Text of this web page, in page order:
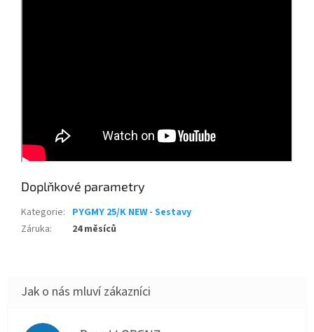
Doplňkové parametry
Kategorie: PYGMY 25/K NEW - Sestavy
Záruka: 24 měsíců